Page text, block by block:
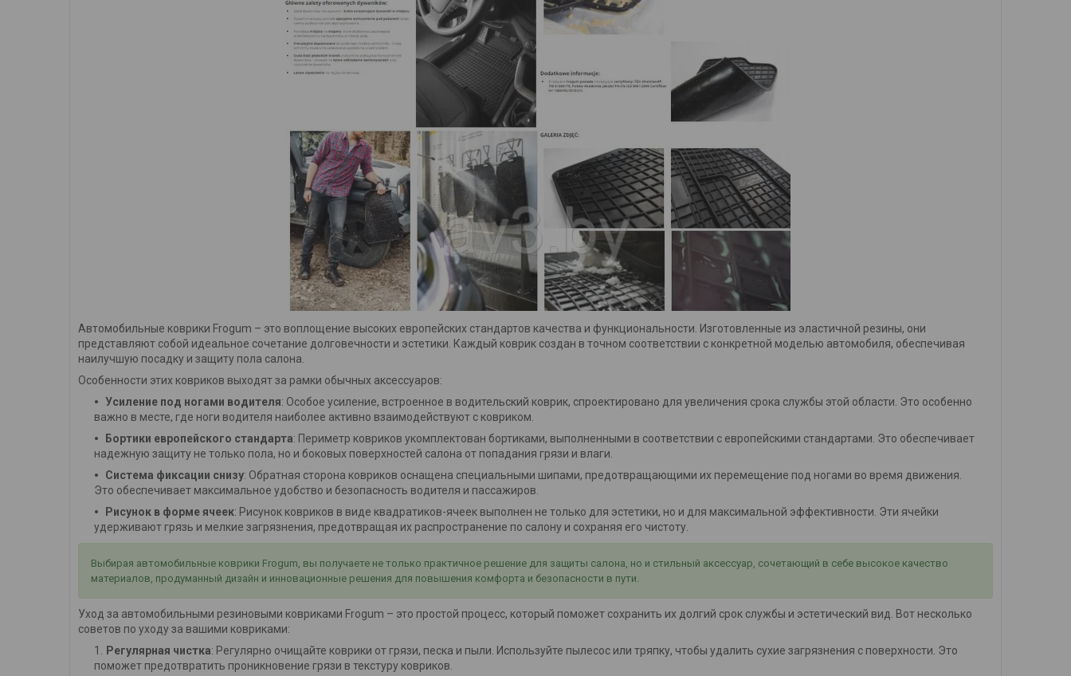
Автомобильные коврики Frogum – это воплощение высоких европейских стандартов качества и функциональности. Изготовленные из эластичной резины, они
представляют собой идеальное сочетание долговечности и эстетики. Каждый коврик создан в точном соответствии с конкретной моделью автомобиля, обеспечивая
наилучшую посадку и защиту пола салона.
Особенности этих ковриков выходят за рамки обычных аксессуаров:
Усиление под ногами водителя: Особое усиление, встроенное в водительский коврик, спроектировано для увеличения срока службы этой области. Это особенно
важно в месте, где ноги водителя наиболее активно взаимодействуют с ковриком.
Бортики европейского стандарта: Периметр ковриков укомплектован бортиками, выполненными в соответствии с европейскими стандартами. Это обеспечивает
надежную защиту не только пола, но и боковых поверхностей салона от попадания грязи и влаги.
Система фиксации снизу: Обратная сторона ковриков оснащена специальными шипами, предотвращающими их перемещение под ногами во время движения.
Это обеспечивает максимальное удобство и безопасность водителя и пассажиров.
Рисунок в форме ячеек: Рисунок ковриков в виде квадратиков-ячеек выполнен не только для эстетики, но и для максимальной эффективности. Эти ячейки
удерживают грязь и мелкие загрязнения, предотвращая их распространение по салону и сохраняя его чистоту.
Выбирая автомобильные коврики Frogum, вы получаете не только практичное решение для защиты салона, но и стильный аксессуар, сочетающий в себе высокое качество
материалов, продуманный дизайн и инновационные решения для повышения комфорта и безопасности в пути.
Уход за автомобильными резиновыми ковриками Frogum – это простой процесс, который поможет сохранить их долгий срок службы и эстетический вид. Вот несколько
советов по уходу за вашими ковриками:
Регулярная чистка: Регулярно очищайте коврики от грязи, песка и пыли. Используйте пылесос или тряпку, чтобы удалить сухие загрязнения с поверхности. Это
поможет предотвратить проникновение грязи в текстуру ковриков.